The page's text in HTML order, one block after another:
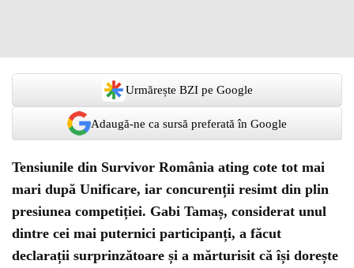
Urmărește BZI pe Google
Adaugă-ne ca sursă preferată în Google
Tensiunile din Survivor România ating cote tot mai
mari după Unificare, iar concurenții resimt din plin
presiunea competiției. Gabi Tamaș, considerat unul
dintre cei mai puternici participanți, a făcut
declarații surprinzătoare și a mărturisit că își dorește